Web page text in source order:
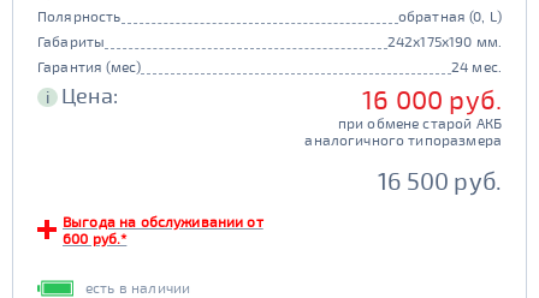
Полярность
обратная (0, L)
Габариты
242x175x190 мм.
Гарантия (мес)
24 мес.
i Цена: 16 000 руб.
при обмене старой АКБ
аналогичного типоразмера
16 500 руб.
Выгода на обслуживании от
600 руб.*
есть в наличии